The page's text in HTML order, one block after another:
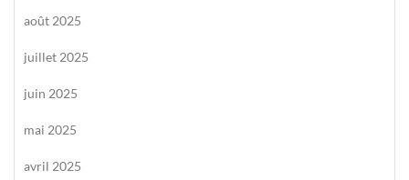
août 2025
juillet 2025
juin 2025
mai 2025
avril 2025